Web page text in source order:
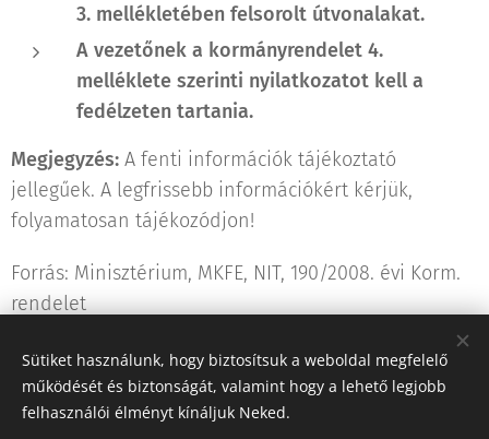
3. mellékletében felsorolt útvonalakat.
A vezetőnek a kormányrendelet 4.
melléklete szerinti nyilatkozatot kell a
fedélzeten tartania.
Megjegyzés: A fenti információk tájékoztató
jellegűek. A legfrissebb információkért kérjük,
folyamatosan tájékozódjon!
Forrás: Minisztérium, MKFE, NIT, 190/2008. évi Korm.
rendelet
Share
Sütiket használunk, hogy biztosítsuk a weboldal megfelelő
működését és biztonságát, valamint hogy a lehető legjobb
felhasználói élményt kínáljuk Neked.